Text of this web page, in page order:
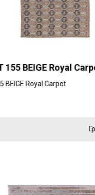
155 BEIGE Royal
BEIGE Royal Carpet